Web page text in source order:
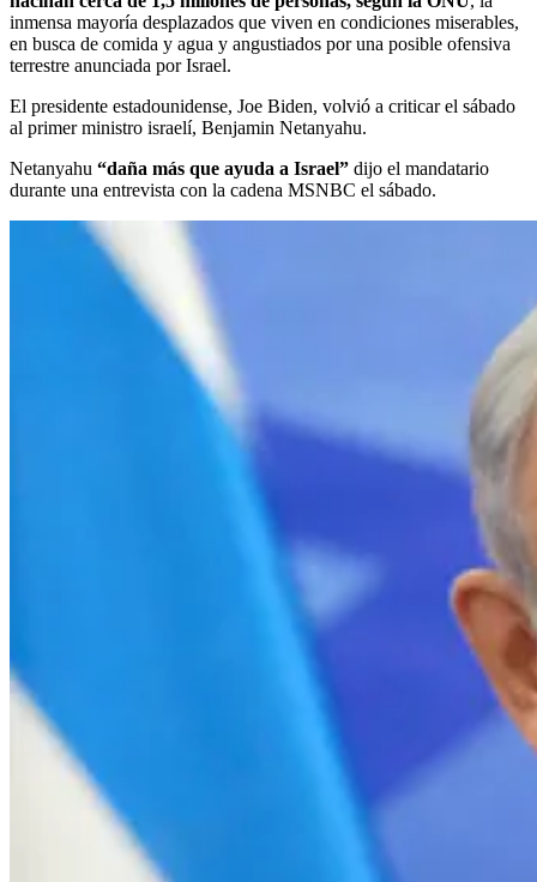
inmensa mayoría desplazados que viven en condiciones miserables,
en busca de comida y agua y angustiados por una posible ofensiva
terrestre anunciada por Israel.
El presidente estadounidense, Joe Biden, volvió a criticar el sábado
al primer ministro israelí, Benjamin Netanyahu.
Netanyahu “daña más que ayuda a Israel” dijo el mandatario
durante una entrevista con la cadena MSNBC el sábado.